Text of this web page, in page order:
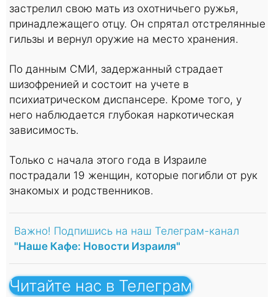
застрелил свою мать из охотничьего ружья,
принадлежащего отцу. Он спрятал отстрелянные
гильзы и вернул оружие на место хранения.
По данным СМИ, задержанный страдает
шизофренией и состоит на учете в
психиатрическом диспансере. Кроме того, у
него наблюдается глубокая наркотическая
зависимость.
Только с начала этого года в Израиле
пострадали 19 женщин, которые погибли от рук
знакомых и родственников.
Важно! Подпишись на наш Телеграм-канал
"Наше Кафе: Новости Израиля"
Читайте нас в Телеграм